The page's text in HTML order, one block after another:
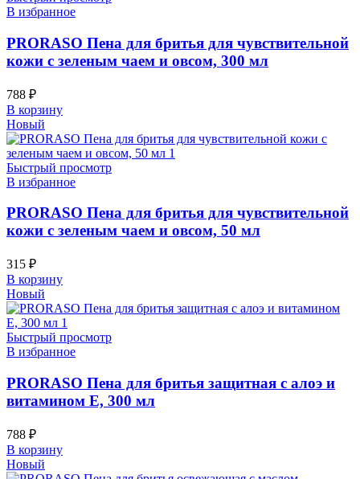
В избранное
PRORASO Пена для бритья для чувствительной
кожи с зеленым чаем и овсом, 300 мл
788 ₽
В корзину
Новый
Быстрый просмотр
В избранное
PRORASO Пена для бритья для чувствительной
кожи с зеленым чаем и овсом, 50 мл
315 ₽
В корзину
Новый
Быстрый просмотр
В избранное
PRORASO Пена для бритья защитная с алоэ и
витамином Е, 300 мл
788 ₽
В корзину
Новый